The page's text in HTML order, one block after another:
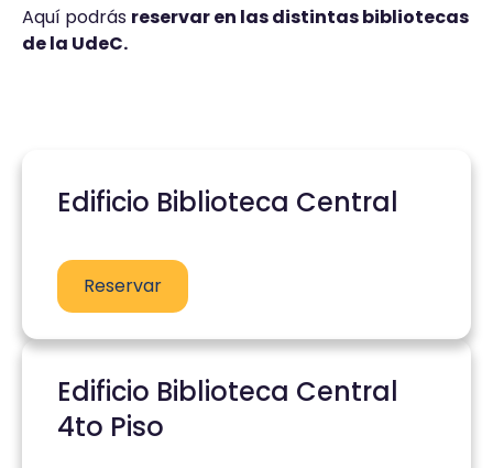
Aquí podrás reservar en las distintas bibliotecas
de la UdeC.
Edificio Biblioteca Central
Reservar
Edificio Biblioteca Central
4to Piso